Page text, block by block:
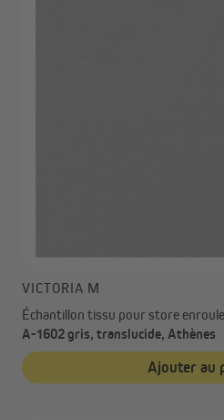
VICTORIA M
Échantillon tissu pour store
A-1602 gris, translucide, Athènes
Ajouter au